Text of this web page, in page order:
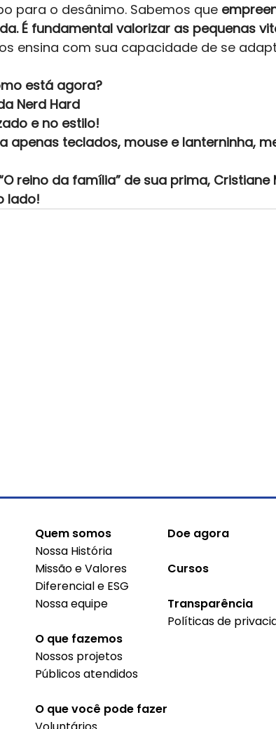
para o desânimo. Sabemos que
É fundamental valorizar as pequenas
ensina com sua capacidade de se
está agora?
Nerd Hard
e no estilo!
apenas teclados, mouse e lanterninha,
reino da família” de sua prima,
lado!
Conheça as histórias das
empreendedoras do
projeto Decisão
Empreendedora
Quem somos
Nossa História
Missão e Valores
Diferencial e ESG
Nossa equipe
O que fazemos
Nossos projetos
Públicos atendidos
O que você pode fazer
Doe agora
Cursos
Transparência
Políticas de